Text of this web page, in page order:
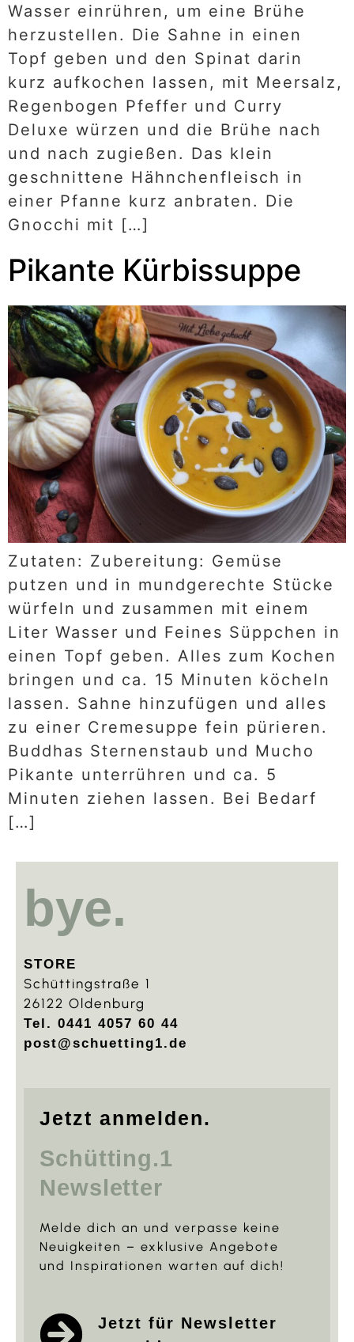
Wasser einrühren, um eine Brühe
herzustellen. Die Sahne in einen
Topf geben und den Spinat darin
kurz aufkochen lassen, mit Meersalz,
Regenbogen Pfeffer und Curry
Deluxe würzen und die Brühe nach
und nach zugießen. Das klein
geschnittene Hähnchenfleisch in
einer Pfanne kurz anbraten. Die
Gnocchi mit […]
Pikante Kürbissuppe
Zutaten: Zubereitung: Gemüse
putzen und in mundgerechte Stücke
würfeln und zusammen mit einem
Liter Wasser und Feines Süppchen in
einen Topf geben. Alles zum Kochen
bringen und ca. 15 Minuten köcheln
lassen. Sahne hinzufügen und alles
zu einer Cremesuppe fein pürieren.
Buddhas Sternenstaub und Mucho
Pikante unterrühren und ca. 5
Minuten ziehen lassen. Bei Bedarf
[…]
bye.
STORE
Schüttingstraße 1
26122 Oldenburg
Tel. 0441 4057 60 44
post@schuetting1.de
Jetzt anmelden.
Schütting.1
Newsletter
Melde dich an und verpasse keine
Neuigkeiten – exklusive Angebote
und Inspirationen warten auf dich!
Jetzt für Newsletter